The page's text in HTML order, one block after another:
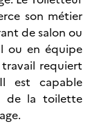
son métier
de salon ou
ou en équipe
requiert
est capable
de la toilette